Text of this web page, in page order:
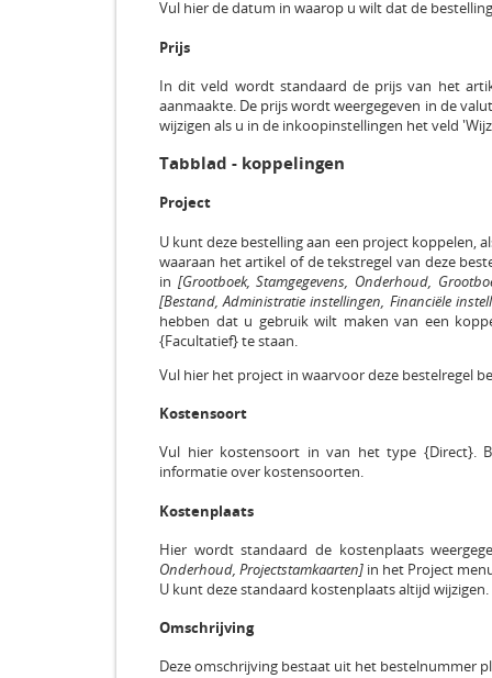
Vul hier de datum in waarop u wilt dat de
Prijs
In dit veld wordt standaard de prijs van het
aanmaakte. De prijs wordt weergegeven in de
wijzigen als u in de inkoopinstellingen het veld
Tabblad - koppelingen
Project
U kunt deze bestelling aan een project koppelen,
waaraan het artikel of de tekstregel van deze
in [Grootboek, Stamgegevens, Onderhoud,
[Bestand, Administratie instellingen, Financiële
hebben dat u gebruik wilt maken van een
{Facultatief} te staan.
Vul hier het project in waarvoor deze bestelregel
Kostensoort
Vul hier kostensoort in van het type {Direct}.
informatie over kostensoorten.
Kostenplaats
Hier wordt standaard de kostenplaats
Onderhoud, Projectstamkaarten] in het Project
U kunt deze standaard kostenplaats altijd wijzigen.
Omschrijving
Deze omschrijving bestaat uit het bestelnummer